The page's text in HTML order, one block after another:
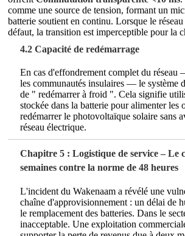
comme une source de tension, formant un
batterie soutient en continu. Lorsque le
défaut, la transition est imperceptible pour la
4.2 Capacité de redémarrage
En cas d'effondrement complet du réseau
les communautés insulaires — le système
de " redémarrer à froid ". Cela signifie
stockée dans la batterie pour alimenter les
redémarrer le photovoltaïque solaire sans
réseau électrique.
Chapitre 5 : Logistique de service – Le
semaines contre la norme de 48 heures
L'incident du Wakenaam a révélé une
chaîne d'approvisionnement : un délai de
le remplacement des batteries. Dans le
inacceptable. Une exploitation